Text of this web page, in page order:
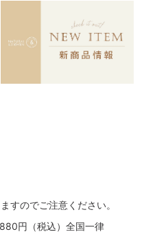
すのでご注意ください。
円（税込）全国一律